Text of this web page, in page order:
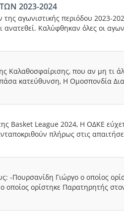
2023-2024
αγωνιστικής περιόδου 2023-
ανατεθεί. Καλύφθηκαν όλες οι
Καλαθοσφαίρισης, που αν μη τι
κατεύθυνση, Η Ομοσπονδία
League 2024, Η ΟΔΚΕ
πλήρως στις
-Πουρσανίδη Γιώργο ο οποίος
οποίος ορίστηκε Παρατηρητής